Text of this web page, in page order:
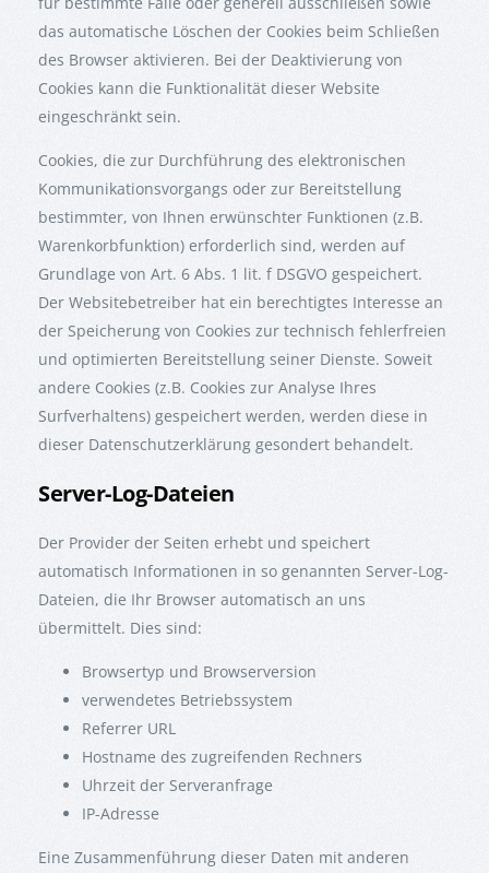
das automatische Löschen der Cookies beim Schließen
des Browser aktivieren. Bei der Deaktivierung von
Cookies kann die Funktionalität dieser Website
eingeschränkt sein.
Cookies, die zur Durchführung des elektronischen
Kommunikationsvorgangs oder zur Bereitstellung
bestimmter, von Ihnen erwünschter Funktionen (z.B.
Warenkorbfunktion) erforderlich sind, werden auf
Grundlage von Art. 6 Abs. 1 lit. f DSGVO gespeichert.
Der Websitebetreiber hat ein berechtigtes Interesse an
der Speicherung von Cookies zur technisch fehlerfreien
und optimierten Bereitstellung seiner Dienste. Soweit
andere Cookies (z.B. Cookies zur Analyse Ihres
Surfverhaltens) gespeichert werden, werden diese in
dieser Datenschutzerklärung gesondert behandelt.
Server-Log-Dateien
Der Provider der Seiten erhebt und speichert
automatisch Informationen in so genannten Server-Log-
Dateien, die Ihr Browser automatisch an uns
übermittelt. Dies sind:
Browsertyp und Browserversion
verwendetes Betriebssystem
Referrer URL
Hostname des zugreifenden Rechners
Uhrzeit der Serveranfrage
IP-Adresse
Eine Zusammenführung dieser Daten mit anderen